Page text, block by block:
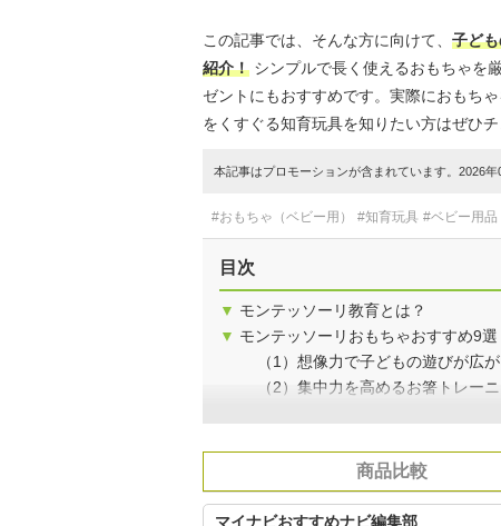
この記事では、そんな方に向けて、 子ど
紹介！ シンプルで長く使えるおもちゃを
ゼントにもおすすめです。実際におもち
をくすぐる知育玩具を知りたい方はぜひ
本記事はプロモーションが含まれています。2026
#おもちゃ（ベビー用） #知育玩具 #ベビー用品
目次
▼ モンテッソーリ教育とは？
▼ モンテッソーリおもちゃおすすめ9選
（1）想像力で子どもの遊びが広
（2）集中力を高めるお箸トレー
商品比較
マイナビおすすめナビ編集部